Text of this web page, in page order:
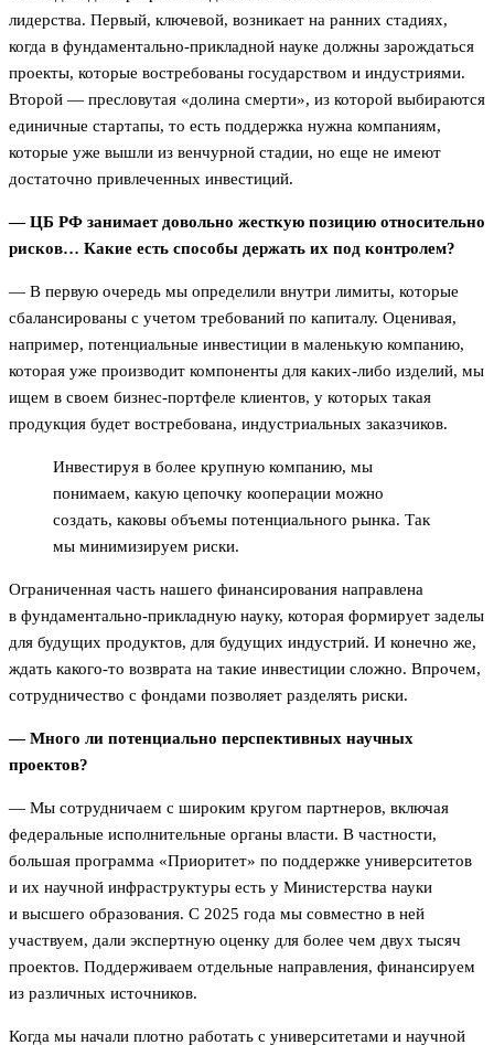
лидерства. Первый, ключевой, возникает на ранних стадиях,
когда в фундаментально-прикладной науке должны зарождаться
проекты, которые востребованы государством и индустриями.
Второй — пресловутая «долина смерти», из которой выбираются
единичные стартапы, то есть поддержка нужна компаниям,
которые уже вышли из венчурной стадии, но еще не имеют
достаточно привлеченных инвестиций.
— ЦБ РФ занимает довольно жесткую позицию относительно
рисков… Какие есть способы держать их под контролем?
— В первую очередь мы определили внутри лимиты, которые
сбалансированы с учетом требований по капиталу. Оценивая,
например, потенциальные инвестиции в маленькую компанию,
которая уже производит компоненты для каких-либо изделий, мы
ищем в своем бизнес-портфеле клиентов, у которых такая
продукция будет востребована, индустриальных заказчиков.
Инвестируя в более крупную компанию, мы
понимаем, какую цепочку кооперации можно
создать, каковы объемы потенциального рынка. Так
мы минимизируем риски.
Ограниченная часть нашего финансирования направлена
в фундаментально-прикладную науку, которая формирует заделы
для будущих продуктов, для будущих индустрий. И конечно же,
ждать какого-то возврата на такие инвестиции сложно. Впрочем,
сотрудничество с фондами позволяет разделять риски.
— Много ли потенциально перспективных научных
проектов?
— Мы сотрудничаем с широким кругом партнеров, включая
федеральные исполнительные органы власти. В частности,
большая программа «Приоритет» по поддержке университетов
и их научной инфраструктуры есть у Министерства науки
и высшего образования. С 2025 года мы совместно в ней
участвуем, дали экспертную оценку для более чем двух тысяч
проектов. Поддерживаем отдельные направления, финансируем
из различных источников.
Когда мы начали плотно работать с университетами и научной